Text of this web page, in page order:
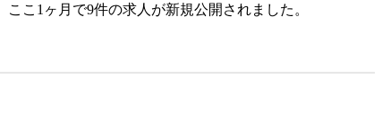
こ1ヶ月で9件の求人が新規公開されました。